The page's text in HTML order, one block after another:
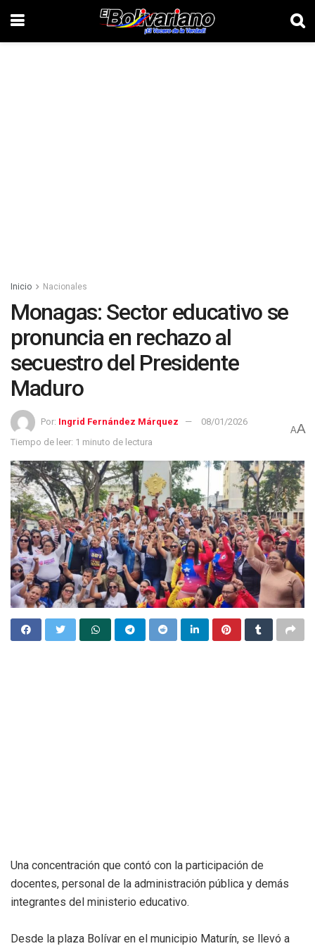
Inicio Nacionales
Monagas: Sector educativo se
pronuncia en rechazo al
secuestro del Presidente
Maduro
Por: Ingrid Fernández Márquez
08/01/2026
Tiempo de leer: 1 minuto de lectura
AA
Una concentración que contó con la participación de
docentes, personal de la administración pública y demás
integrantes del ministerio educativo.
Desde la plaza Bolívar en el municipio Maturín, se llevó a